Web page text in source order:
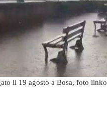
il 19 agosto a Bosa, foto